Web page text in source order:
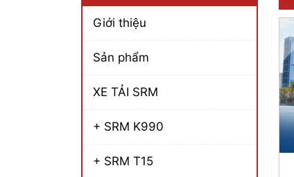
Giới thiệu
Sản phẩm
XE TẢI SRM
+ SRM K990
+ SRM T15